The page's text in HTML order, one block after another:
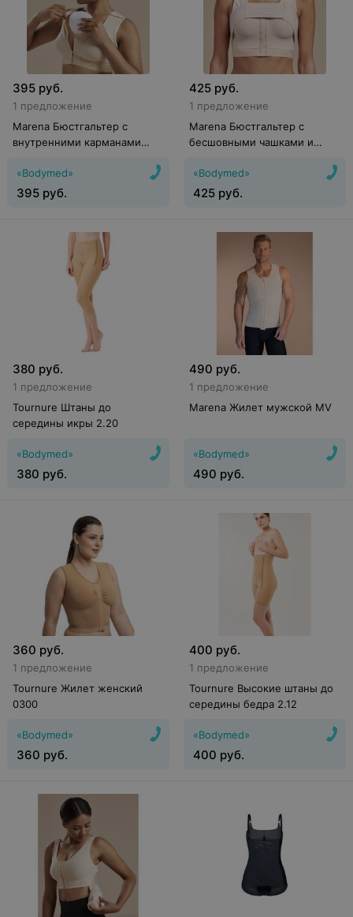
395 руб.
1 предложение
Marena Бюстгальтер с
внутренними карманами
«Bodymed»
395 руб.
425 руб.
1 предложение
Marena Бюстгальтер с
бесшовными чашками и
«Bodymed»
425 руб.
380 руб.
1 предложение
Tournure Штаны до
середины икры 2.20
«Bodymed»
380 руб.
490 руб.
1 предложение
Marena Жилет мужской MV
«Bodymed»
490 руб.
360 руб.
1 предложение
Tournure Жилет женский
0300
«Bodymed»
360 руб.
400 руб.
1 предложение
Tournure Высокие штаны до
середины бедра 2.12
«Bodymed»
400 руб.